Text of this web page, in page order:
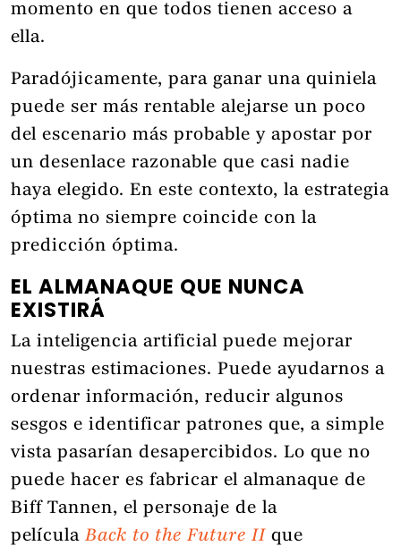
momento en que todos tienen acceso a
ella.
Paradójicamente, para ganar una quiniela
puede ser más rentable alejarse un poco
del escenario más probable y apostar por
un desenlace razonable que casi nadie
haya elegido. En este contexto, la estrategia
óptima no siempre coincide con la
predicción óptima.
EL ALMANAQUE QUE NUNCA
EXISTIRÁ
La inteligencia artificial puede mejorar
nuestras estimaciones. Puede ayudarnos a
ordenar información, reducir algunos
sesgos e identificar patrones que, a simple
vista pasarían desapercibidos. Lo que no
puede hacer es fabricar el almanaque de
Biff Tannen, el personaje de la
películaBack to the Future II que